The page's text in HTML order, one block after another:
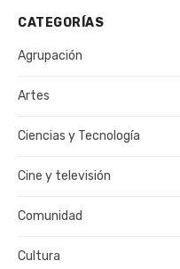
CATEGORÍAS
Agrupación
Artes
Ciencias y Tecnología
Cine y televisión
Comunidad
Cultura